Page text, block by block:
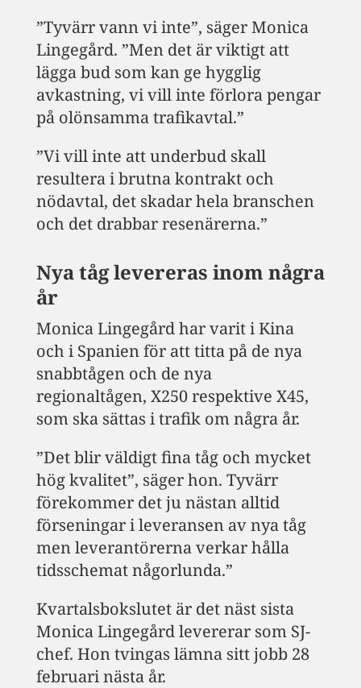
”Tyvärr vann vi inte”, säger Monica
Lingegård. ”Men det är viktigt att
lägga bud som kan ge hygglig
avkastning, vi vill inte förlora pengar
på olönsamma trafikavtal.”
”Vi vill inte att underbud skall
resultera i brutna kontrakt och
nödavtal, det skadar hela branschen
och det drabbar resenärerna.”
Nya tåg levereras inom några
år
Monica Lingegård har varit i Kina
och i Spanien för att titta på de nya
snabbtågen och de nya
regionaltågen, X250 respektive X45,
som ska sättas i trafik om några år.
”Det blir väldigt fina tåg och mycket
hög kvalitet”, säger hon. Tyvärr
förekommer det ju nästan alltid
förseningar i leveransen av nya tåg
men leverantörerna verkar hålla
tidsschemat någorlunda.”
Kvartalsbokslutet är det näst sista
Monica Lingegård levererar som SJ-
chef. Hon tvingas lämna sitt jobb 28
februari nästa år.